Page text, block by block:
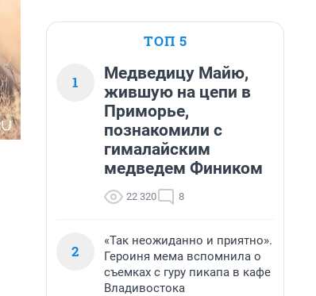
ТОП 5
1
Медведицу Майю,
жившую на цепи в
Приморье,
познакомили с
гималайским
медведем Фиником
22 320 8
2
«Так неожиданно и приятно».
Героиня мема вспомнила о
съемках с гуру пикапа в кафе
Владивостока